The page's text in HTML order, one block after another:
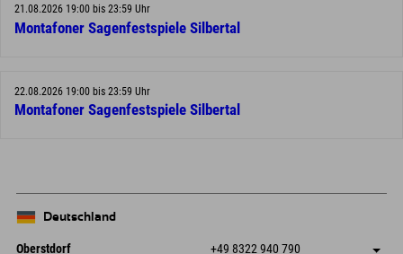
21.08.2026 19:00 bis 23:59 Uhr
Montafoner Sagenfestspiele Silbertal
22.08.2026 19:00 bis 23:59 Uhr
Montafoner Sagenfestspiele Silbertal
Deutschland
Oberstdorf +49 8322 940 790